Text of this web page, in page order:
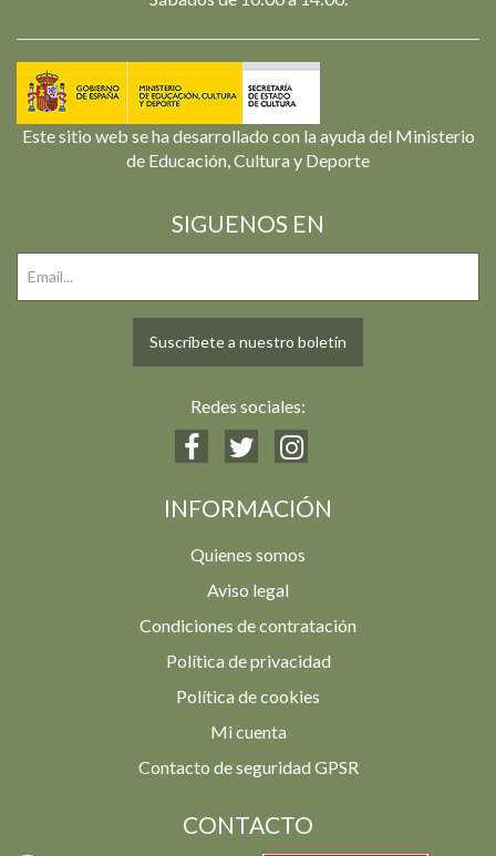
Este sitio web se ha desarrollado con la ayuda del Ministerio
de Educación, Cultura y Deporte
SIGUENOS EN
Suscríbete a nuestro boletín
Redes sociales:
INFORMACIÓN
Quienes somos
Aviso legal
Condiciones de contratación
Política de privacidad
Política de cookies
Mi cuenta
Contacto de seguridad GPSR
CONTACTO